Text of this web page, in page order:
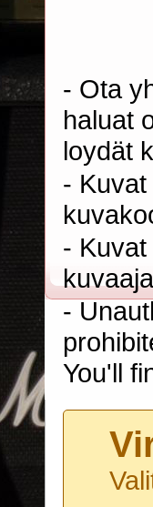
- Ota
haluat
loydät
-
-
-
You'll